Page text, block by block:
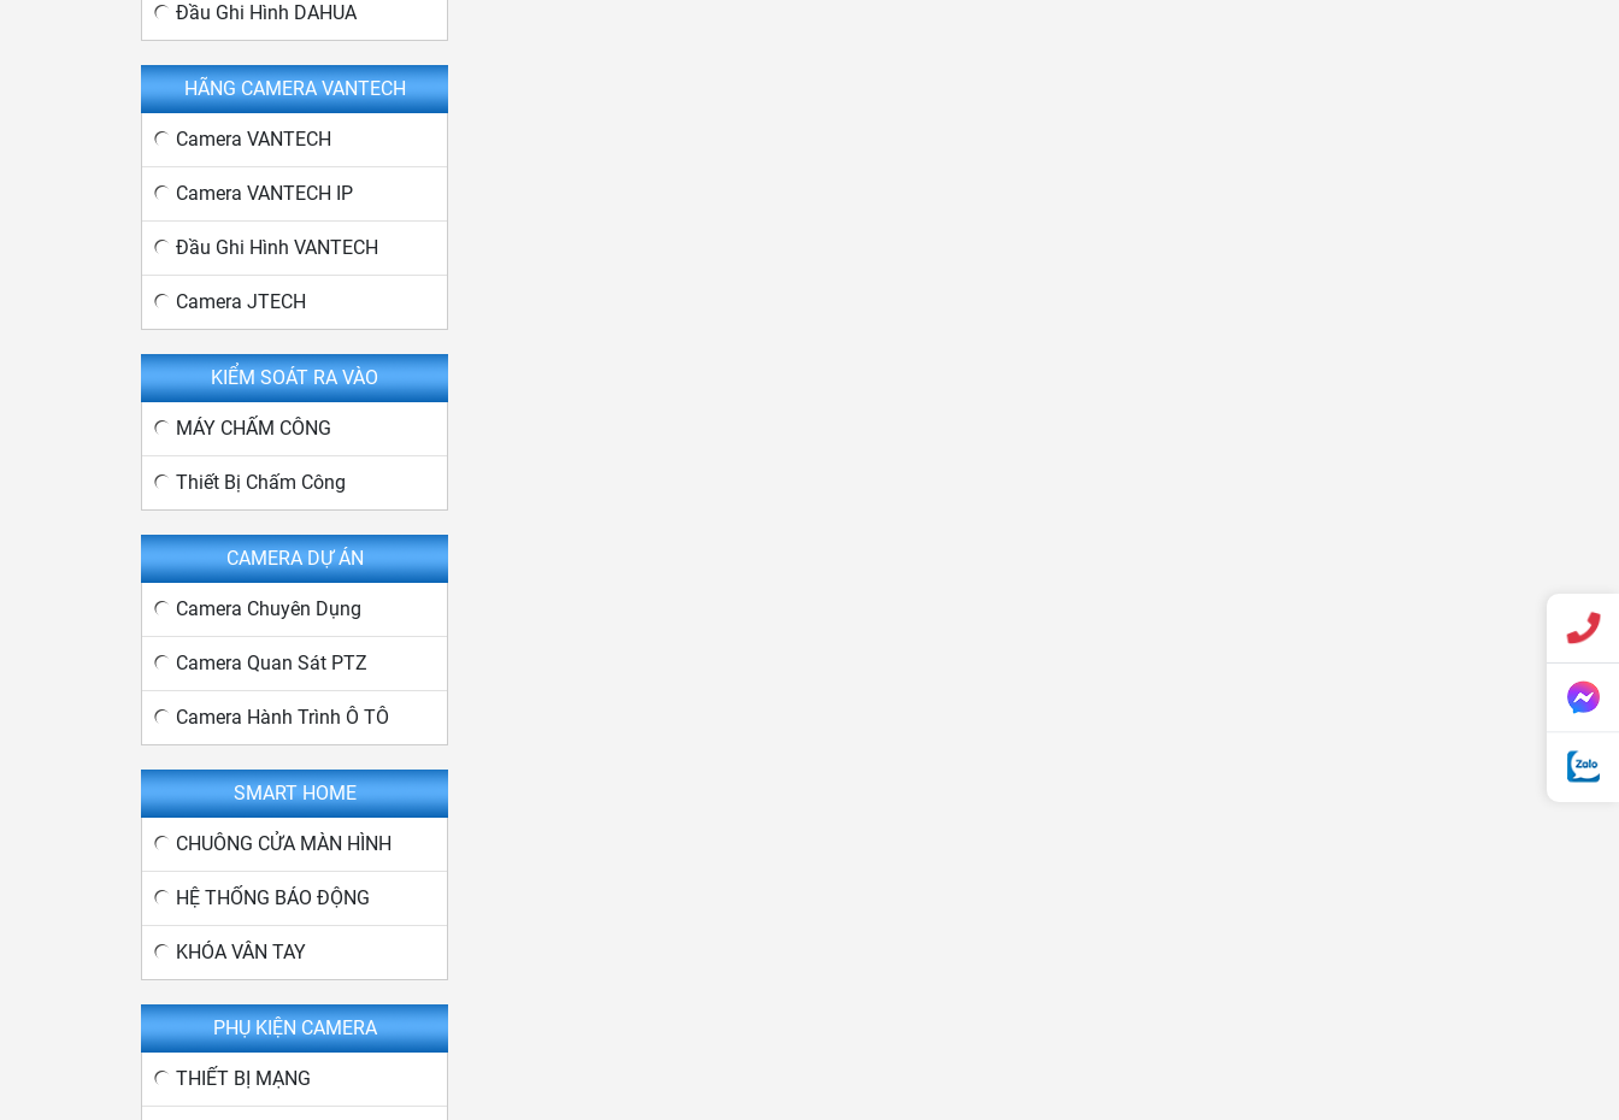
Đầu Ghi Hình DAHUA
HÃNG CAMERA VANTECH
Camera VANTECH
Camera VANTECH IP
Đầu Ghi Hình VANTECH
Camera JTECH
KIỂM SOÁT RA VÀO
MÁY CHẤM CÔNG
Thiết Bị Chấm Công
CAMERA DỰ ÁN
Camera Chuyên Dụng
Camera Quan Sát PTZ
Camera Hành Trình Ô TÔ
SMART HOME
CHUÔNG CỬA MÀN HÌNH
HỆ THỐNG BÁO ĐỘNG
KHÓA VÂN TAY
PHỤ KIỆN CAMERA
THIẾT BỊ MẠNG